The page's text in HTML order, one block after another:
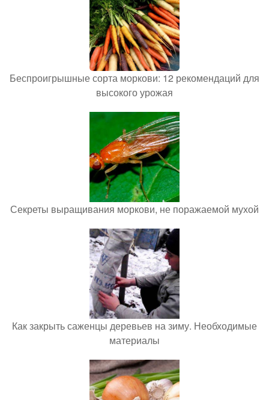
Беспроигрышные сорта моркови: 12 рекомендаций для
высокого урожая
Секреты выращивания моркови, не поражаемой мухой
Как закрыть саженцы деревьев на зиму. Необходимые
материалы